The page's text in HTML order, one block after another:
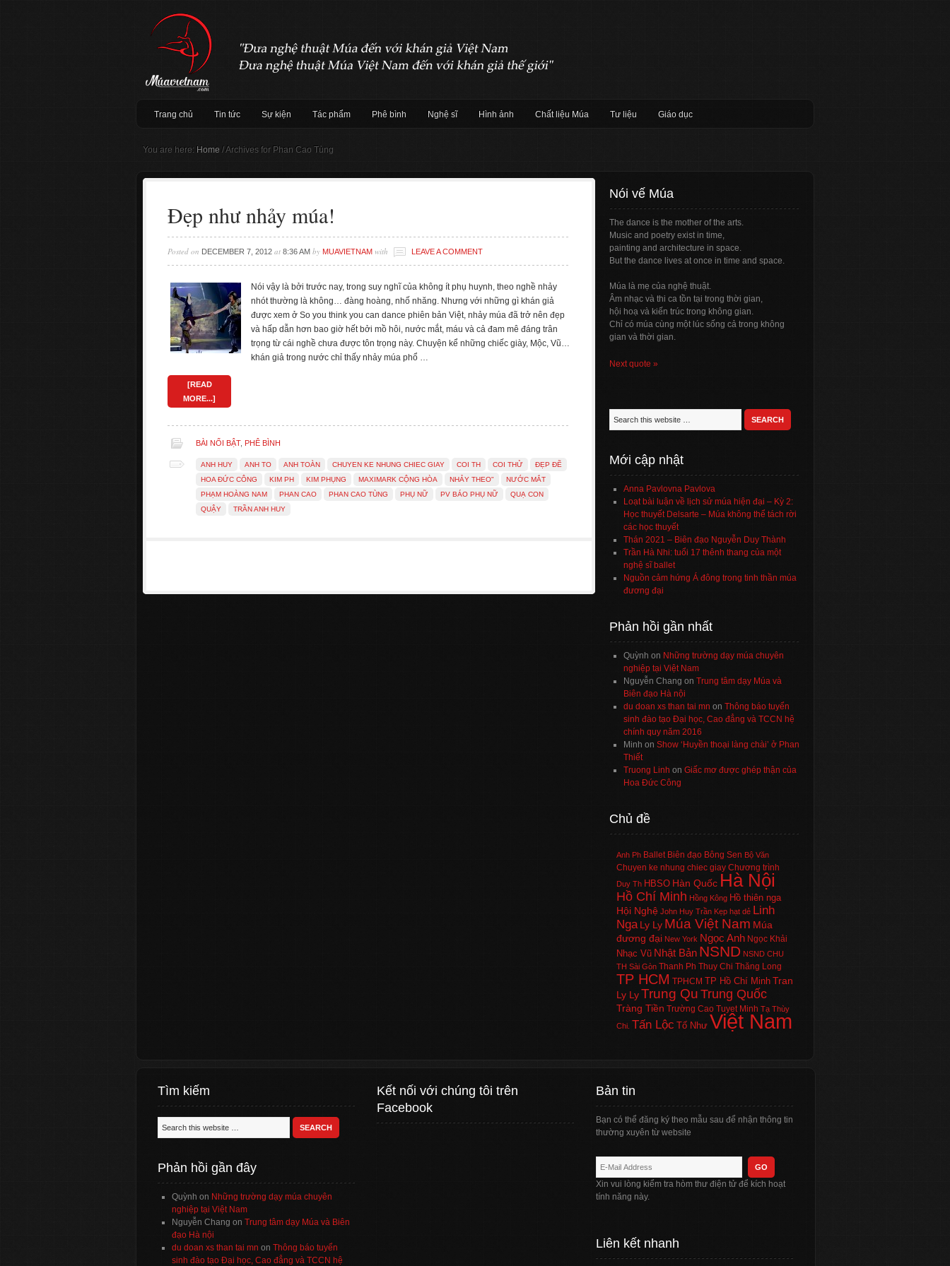
Trang chủ Tin tức Sự kiện Tác phẩm Phê bình Nghệ sĩ Hình ảnh Chất liệu Múa Tư liệu Giáo dục
You are here: Home /Archives for Phan Cao Tùng
Đẹp như nhảy múa!
Posted on DECEMBER 7, 2012 at 8:36 AM by MUAVIETNAM with LEAVE A COMMENT
Nói vậy là bởi trước nay, trong suy nghĩ của không ít phụ huynh, theo nghề nhảy
nhót thường là không… đàng hoàng, nhố nhăng. Nhưng với những gì khán giả
được xem ở So you think you can dance phiên bản Việt, nhảy múa đã trở nên đẹp
và hấp dẫn hơn bao giờ hết bởi mồ hôi, nước mắt, máu và cả đam mê đáng trân
trọng từ cái nghề chưa được tôn trọng này. Chuyện kể những chiếc giày, Mộc, Vũ…
khán giả trong nước chỉ thấy nhảy múa phổ …
[READ
MORE...]
BÀI NỔI BẬT, PHÊ BÌNH
ANH HUY ANH TO ANH TOÀN CHUYEN KE NHUNG CHIEC GIAY COI TH COI THỬ
ĐẸP ĐẼ
HOA ĐỨC CÔNG
KIM PH KIM PHỤNG MAXIMARK CỘNG HÒA NHẢY THEO"
NƯỚC MẮT
PHẠM HOÀNG NAM
PHAN CAO PHAN CAO TÙNG PHỤ NỮ PV BÁO PHỤ NỮ
QUẠ CON
QUẬY
TRẦN ANH HUY
Nói vế Múa
The dance is the mother of the arts.
Music and poetry exist in time,
painting and architecture in space.
But the dance lives at once in time and space.
Múa là mẹ của nghệ thuật.
Âm nhạc và thi ca tồn tại trong thời gian,
hội hoạ và kiến trúc trong không gian.
Chỉ có múa cùng một lúc sống cả trong không
gian và thời gian.
Next quote »
Mới cập nhật
Anna Pavlovna Pavlova
Loạt bài luận về lịch sử múa hiện đại – Kỳ 2:
Học thuyết Delsarte – Múa không thể tách rời
các học thuyết
Thán 2021 – Biên đạo Nguyễn Duy Thành
Trần Hà Nhi: tuổi 17 thênh thang của một
nghệ sĩ ballet
Nguồn cảm hứng Á đông trong tinh thần múa
đương đại
Phản hồi gần nhất
Quỳnh on Những trường dạy múa chuyên
nghiệp tại Việt Nam
Nguyễn Chang on Trung tâm dạy Múa và
Biên đạo Hà nội
du doan xs than tai mn on Thông báo tuyển
sinh đào tạo Đại học, Cao đẳng và TCCN hệ
chính quy năm 2016
Minh on Show ‘Huyền thoại làng chài’ ở Phan
Thiết
Truong Linh on Giấc mơ được ghép thận của
Hoa Đức Công
Chủ đề
Anh Ph Ballet Biên đạo Bông Sen Bộ Văn
Chuyen ke nhung chiec giay Chương trình
Duy Th HBSO Hàn Quốc Hà Nội
Hồ Chí Minh Hồng Kông Hồ thiên nga
Hội Nghệ John Huy Trần Kẹp hạt dẻ Linh
Nga Ly Ly Múa Việt Nam Múa
đương đại New York Ngọc Anh Ngọc Khải
Nhạc Vũ Nhật Bản NSND NSND CHU
TH Sài Gòn Thanh Ph Thuy Chi Thăng Long
TP HCM TPHCM TP Hồ Chí Minh Tran
Ly LyTrung Qu Trung Quốc
Tràng Tiền Trường Cao Tuyet Minh Tạ Thùy
Chi. Tấn Lộc Tố Như Việt Nam
Tìm kiếm
Phản hồi gần đây
Quỳnh on Những trường dạy múa chuyên
nghiệp tại Việt Nam
Nguyễn Chang on Trung tâm dạy Múa và Biên
đạo Hà nội
du doan xs than tai mn on Thông báo tuyển
sinh đào tạo Đại học, Cao đẳng và TCCN hệ
Kết nối với chúng tôi trên
Facebook
Bản tin
Bạn có thể đăng ký theo mẫu sau để nhận thông tin
thường xuyên từ website
Xin vui lòng kiểm tra hòm thư điện tử để kích hoạt
tính năng này.
Liên kết nhanh